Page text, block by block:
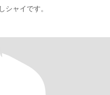
シャイです。